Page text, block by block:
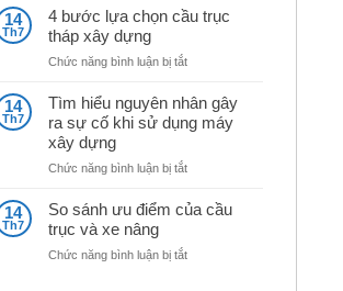
nghiền
nghiệm
mua
móc
dựng
14
Th7
4 bước lựa chọn cầu trục
tháp xây dựng
Chức năng bình luận bị tắtở
bước
lựa
chọn
trục
xây
dựng
14
Th7
Tìm hiểu nguyên nhân gây
ra sự cố khi sử dụng máy
xây dựng
Chức năng bình luận bị tắtở
hiểu
nguyên
gây
14
Th7
So sánh ưu điểm của cầu
trục và xe nâng
Chức năng bình luận bị tắtở